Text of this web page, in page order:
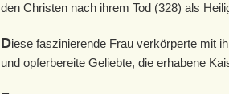
den Christen nach ihrem Tod (328) als
Diese faszinierende Frau verkörperte mit
und opferbereite Geliebte, die erhabene